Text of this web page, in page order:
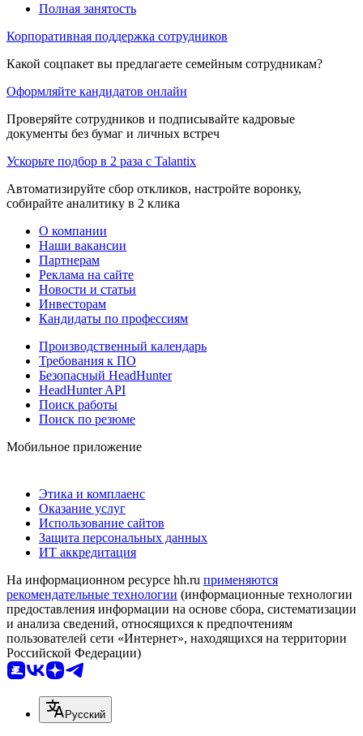
Полная занятость
Корпоративная поддержка сотрудников
Какой соцпакет вы предлагаете семейным сотрудникам?
Оформляйте кандидатов онлайн
Проверяйте сотрудников и подписывайте кадровые
документы без бумаг и личных встреч
Ускорьте подбор в 2 раза с Talantix
Автоматизируйте сбор откликов, настройте воронку,
собирайте аналитику в 2 клика
О компании
Наши вакансии
Партнерам
Реклама на сайте
Новости и статьи
Инвесторам
Кандидаты по профессиям
Производственный календарь
Требования к ПО
Безопасный HeadHunter
HeadHunter API
Поиск работы
Поиск по резюме
Мобильное приложение
Этика и комплаенс
Оказание услуг
Использование сайтов
Защита персональных данных
ИТ аккредитация
На информационном ресурсе hh.ru применяются
рекомендательные технологии (информационные технологии
предоставления информации на основе сбора, систематизации
и анализа сведений, относящихся к предпочтениям
пользователей сети «Интернет», находящихся на территории
Российской Федерации)
Русский